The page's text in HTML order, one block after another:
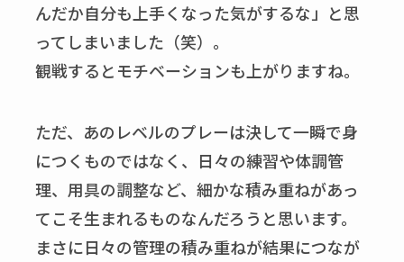
んだか自分も上手くなった気がするな」と思
ってしまいました（笑）。
観戦するとモチベーションも上がりますね。
ただ、あのレベルのプレーは決して一瞬で身
につくものではなく、日々の練習や体調管
理、用具の調整など、細かな積み重ねがあっ
てこそ生まれるものなんだろうと思います。
まさに日々の管理の積み重ねが結果につなが